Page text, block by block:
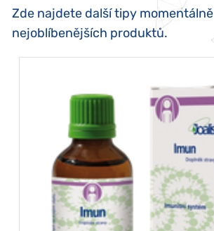
Zde najdete další tipy momentálně
nejoblíbenějších produktů.